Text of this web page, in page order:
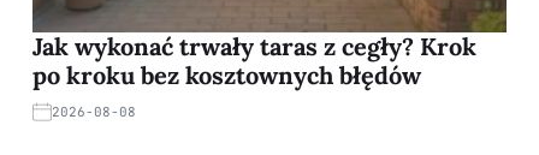
Jak wykonać trwały taras z cegły? Krok
po kroku bez kosztownych błędów
2026-08-08